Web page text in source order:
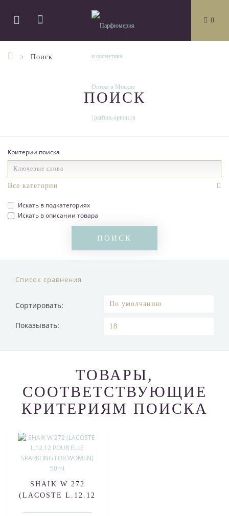
0
Поиск
ПОИСК
Критерии поиска
Искать в подкатегориях
Искать в описании товара
Список сравнения
Сортировать:
Показывать:
ТОВАРЫ,
СООТВЕТСТВУЮЩИЕ
КРИТЕРИЯМ ПОИСКА
SHAIK W 272
(LACOSTE L.12.12